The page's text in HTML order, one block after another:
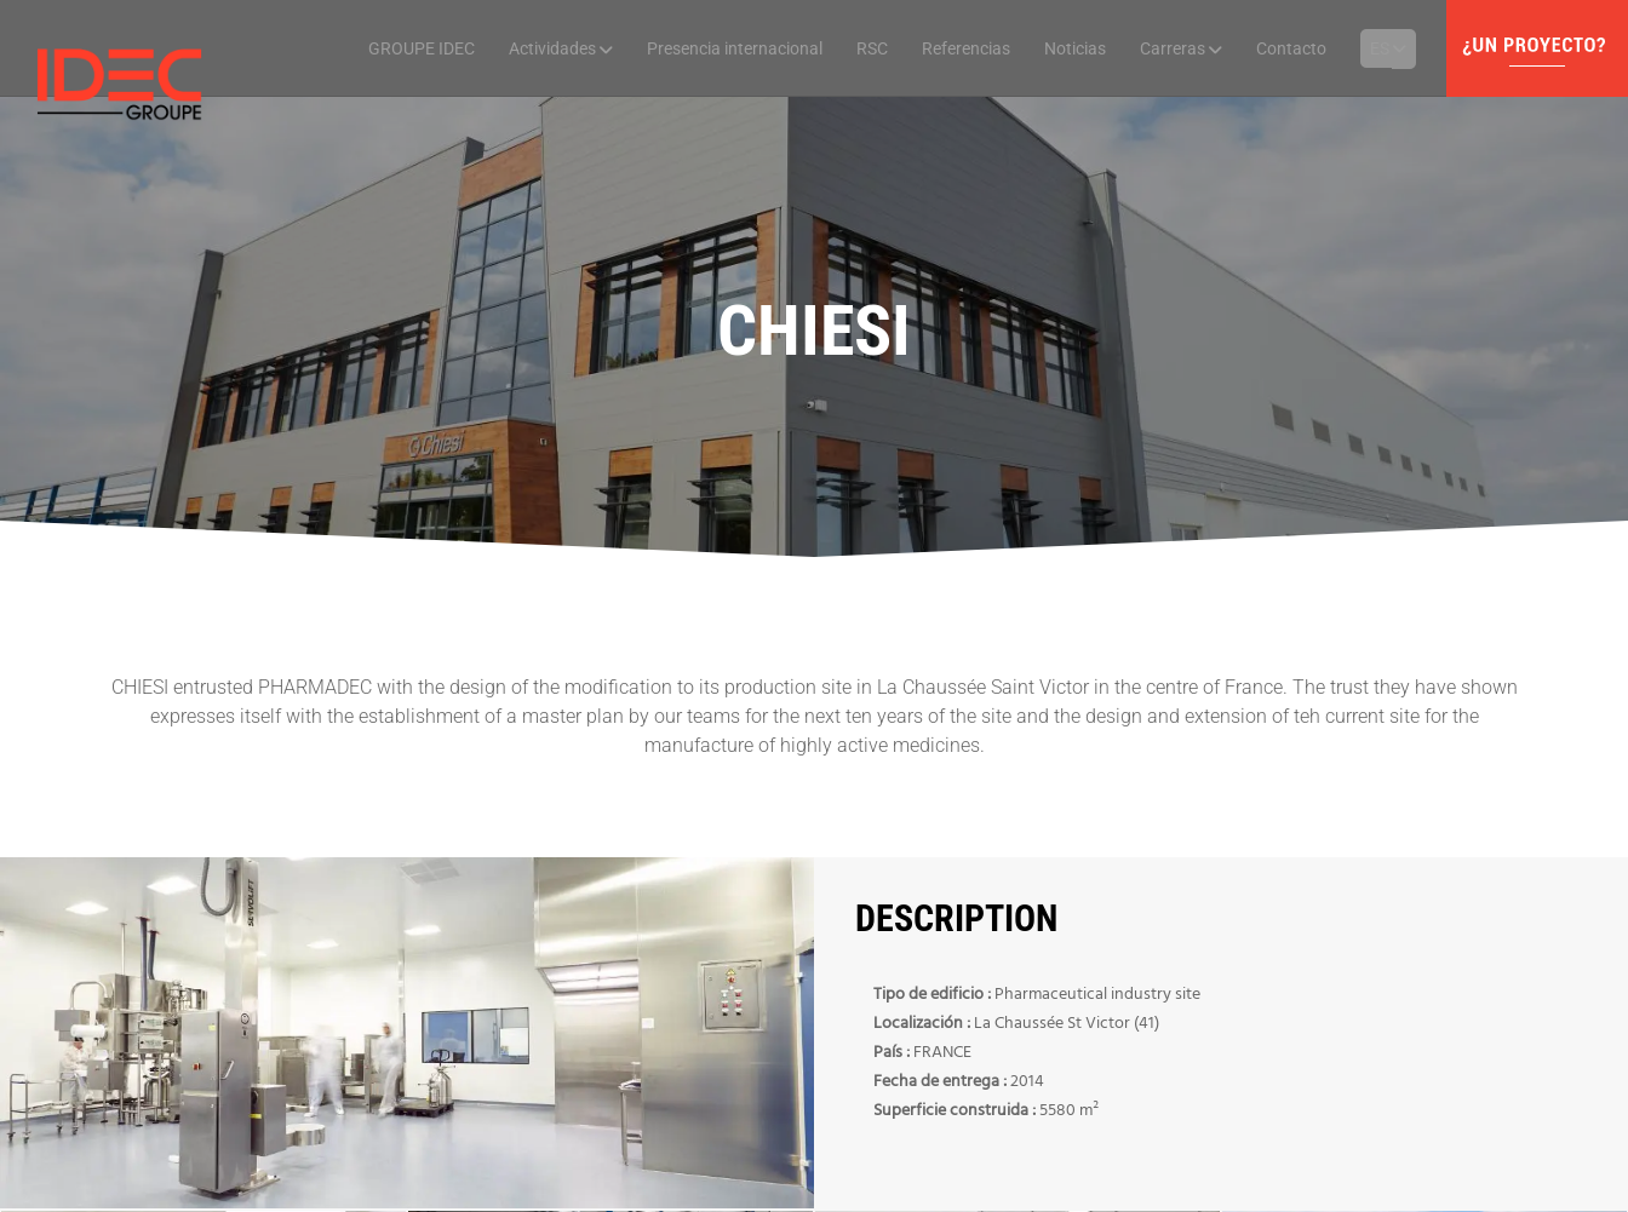
GROUPE IDEC Actividades Presencia internacional RSC Referencias Noticias Carreras Contacto
CHIESI
CHIESI entrusted PHARMADEC with the design of the modification to its production site in La Chaussée Saint Victor in the centre of France. The trust they have shown
expresses itself with the establishment of a master plan by our teams for the next ten years of the site and the design and extension of teh current site for the
manufacture of highly active medicines.
DESCRIPTION
Tipo de edificio :Pharmaceutical industry site
Localización :La Chaussée St Victor (41)
País :FRANCE
Fecha de entrega :2014
Superficie construida :5580 m²